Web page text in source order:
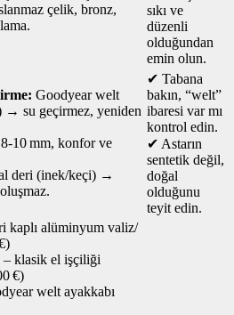
çelik, bronz,
sıkı ve
düzenli
olduğundan
emin olun.
Goodyear welt
→ su geçirmez, yeniden
8‑10 mm, konfor ve
deri (inek/keçi) →
✔ Tabana
bakın, “welt”
ibaresi var mı
kontrol edin.
✔ Astarın
sentetik değil,
doğal
olduğunu
teyit edin.
kaplı alüminyum valiz/
– klasik el işçiliği
€)
welt ayakkabı